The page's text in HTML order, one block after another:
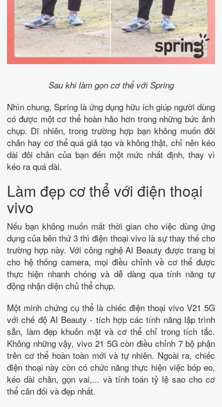
Sau khi làm gọn cơ thể với Spring
Nhìn chung, Spring là ứng dụng hữu ích giúp người dùng
có được một cơ thể hoàn hảo hơn trong những bức ảnh
chụp. Dĩ nhiên, trong trường hợp bạn không muốn đôi
chân hay cơ thể quá giả tạo và không thật, chỉ nên kéo
dài đôi chân của bạn đến một mức nhất định, thay vì
kéo ra quá dài.
Làm đẹp cơ thể với điện thoại
vivo
Nếu bạn không muốn mất thời gian cho việc dùng ứng
dụng của bên thứ 3 thì điện thoại vivo là sự thay thế cho
trường hợp này. Với công nghệ AI Beauty được trang bị
cho hệ thống camera, mọi điều chỉnh về cơ thể được
thực hiện nhanh chóng và dễ dàng qua tính năng tự
động nhận diện chủ thể chụp.
Một minh chứng cụ thể là chiếc điện thoại vivo V21 5G
với chế độ AI Beauty - tích hợp các tính năng lập trình
sẵn, làm đẹp khuôn mặt và cơ thể chỉ trong tích tắc.
Không những vậy, vivo 21 5G còn điều chỉnh 7 bộ phận
trên cơ thể hoàn toàn mới và tự nhiên. Ngoài ra, chiếc
điện thoại này còn có chức năng thực hiện việc bóp eo,
kéo dài chân, gọn vai,... và tính toán tỷ lệ sao cho cơ
thể cân đối và đẹp nhất.